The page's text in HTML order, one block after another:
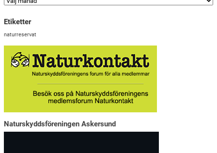
Etiketter
naturreservat
Naturskyddsföreningen Askersund